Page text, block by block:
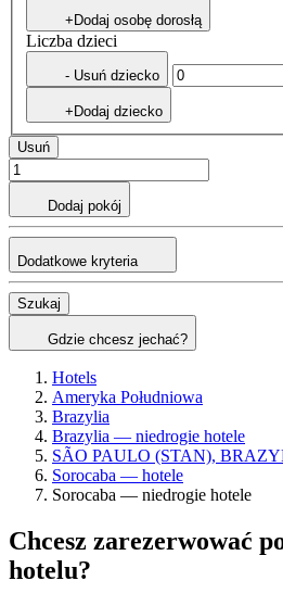
+Dodaj osobę dorosłą
Liczba dzieci
- Usuń dziecko
+Dodaj dziecko
Usuń
Dodaj pokój
Dodatkowe kryteria
Szukaj
Gdzie chcesz jechać?
Hotels
Ameryka Południowa
Brazylia
Brazylia — niedrogie hotele
SÃO PAULO (STAN),
Sorocaba — hotele
Sorocaba — niedrogie hotele
Chcesz zarezerwować
hotelu?